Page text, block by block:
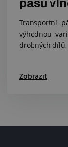
pásů
Transportní
výhodnou
drobných
Zobrazit